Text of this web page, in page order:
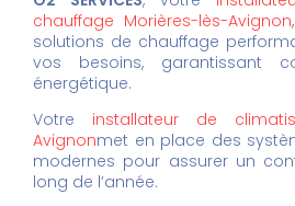
chauffage Morières-lès-Avignon
solutions de chauffage
vos besoins, garantissant
énergétique.
Votre installateur de
Avignonmet en place des
modernes pour assurer un
long de l’année.